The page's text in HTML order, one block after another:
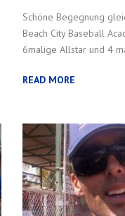
Schöne Begegnung
Beach City Baseball
6malige Allstar und 4
READ MORE